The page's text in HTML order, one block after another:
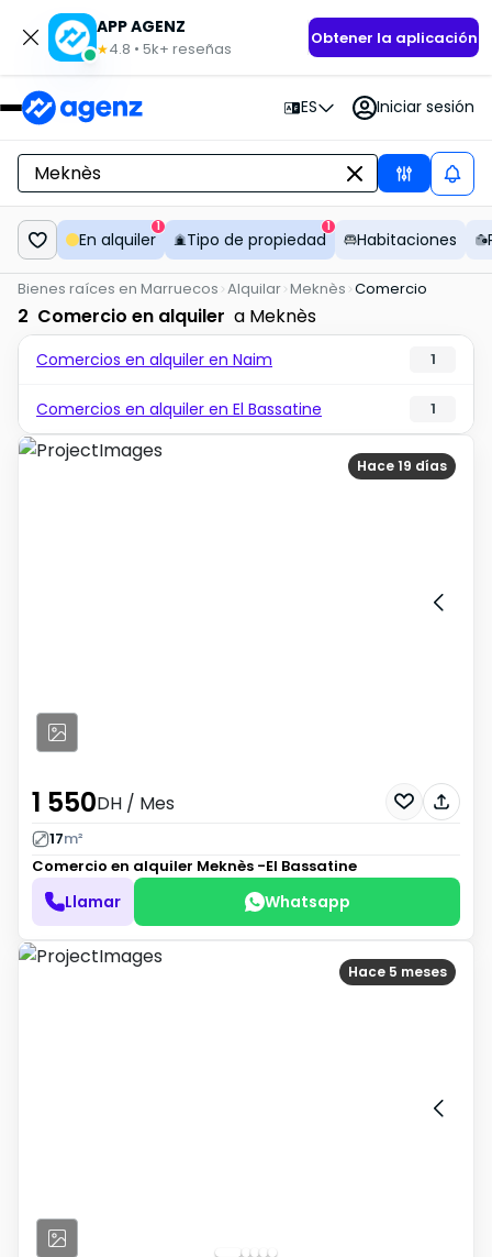
APP AGENZ
★4.8 • 5k+ reseñas
Obtener la aplicación
ES Iniciar sesión
En alquiler
1
Tipo de propiedad
1
Habitaciones
Bienes raíces en Marruecos Alquilar Meknès Comercio
2 Comercio en alquiler a Meknès
Comercios en alquiler en Naim 1
Comercios en alquiler en El Bassatine 1
Hace 19 días
1 550DH / Mes
17m²
Comercio en alquiler Meknès -El Bassatine
Llamar Whatsapp
Hace 5 meses